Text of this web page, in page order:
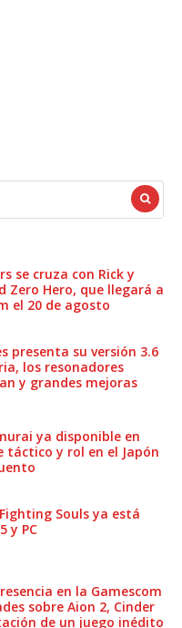
se cruza con Rick y
Zero Hero, que llegará a
el 20 de agosto
presenta su versión 3.6
los resonadores
y grandes mejoras
ya disponible en
táctico y rol en el Japón
Souls ya está
y PC
en la Gamescom
sobre Aion 2, Cinder
de un juego inédito